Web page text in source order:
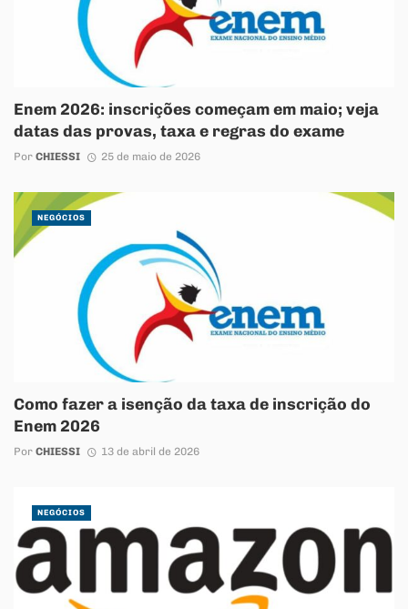
Enem 2026: inscrições começam em maio; veja
datas das provas, taxa e regras do exame
Por CHIESSI 25 de maio de 2026
Como fazer a isenção da taxa de inscrição do
Enem 2026
Por CHIESSI 13 de abril de 2026
NEGÓCIOS
NEGÓCIOS